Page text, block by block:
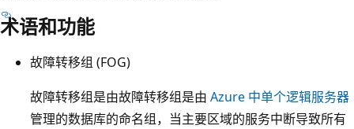
术语和功能
故障转移组 (FOG)
故障转移组是由故障转移组是由 Azure 中单个逻辑服务器
管理的数据库的命名组，当主要区域的服务中断导致所有